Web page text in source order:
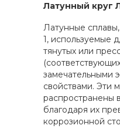
Латунный круг
Латунные
1, используемые
тянутых или
замечательными
свойствами. Эти
распространены
благодаря их
коррозионной